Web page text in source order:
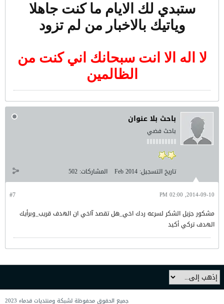
ستبدي لك الايام ما كنت جاهلا
وياتيك بالاخبار من لم تزود
لا اله الا انت سبحانك اني كنت من
الظالمين
باحث بلا عنوان
باحث فضي
تاريخ التسجيل: Feb 2014 المشاركات: 502
#7 2014-09-10, 02:00 PM
مشكور جزيل الشكر لسرعه ردك اخي_هل تقصد آاخي ان الهدف قريب_وبرأيك
الهدف تركي أكيد
جميع الحقوق محفوظة لشبكة ومنتديات قدماء 2023